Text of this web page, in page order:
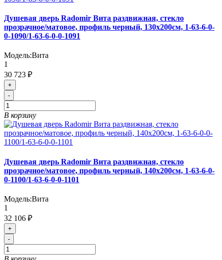
Душевая дверь Radomir Вита раздвижная, стекло
прозрачное/матовое, профиль черный, 130х200см, 1-63-6-0-
0-1090/1-63-6-0-0-1091
Модель:Вита
1
30 723 ₽
+
-
В корзину
Душевая дверь Radomir Вита раздвижная, стекло
прозрачное/матовое, профиль черный, 140х200см, 1-63-6-0-
0-1100/1-63-6-0-0-1101
Модель:Вита
1
32 106 ₽
+
-